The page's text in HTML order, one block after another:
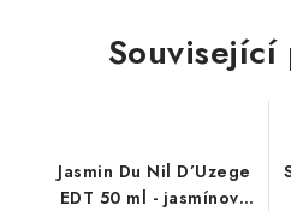
Jasmin Du Nil D’Uzege
EDT 50 ml - jasmínová